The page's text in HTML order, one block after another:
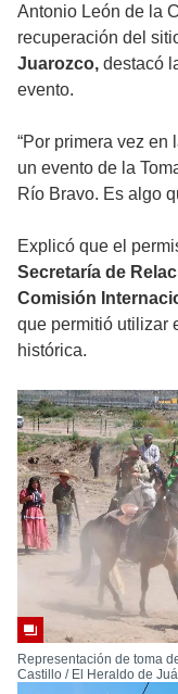
Antonio León de la
recuperación del
Juarozco, destacó
evento.
“Por primera vez en
un evento de la
Río Bravo. Es algo
Explicó que el
Secretaría de
Comisión
que permitió utilizar
histórica.
Representación de toma
Castillo / El Heraldo de